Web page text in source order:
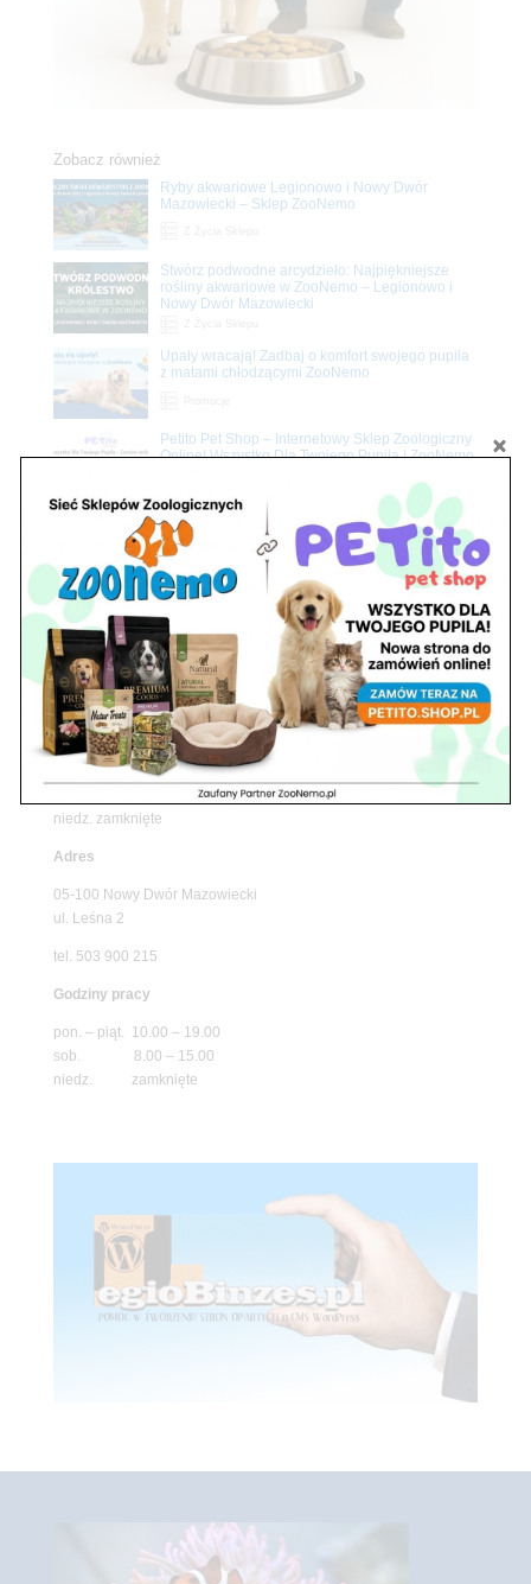
Zobacz również
Ryby akwariowe Legionowo i Nowy Dwór
Mazowiecki – Sklep ZooNemo
Stwórz podwodne arcydzieło: Najpiękniejsze
rośliny akwariowe w ZooNemo – Legionowo i
Nowy Dwór Mazowiecki
Upały wracają! Zadbaj o komfort swojego pupila
z matami chłodzącymi ZooNemo
Petito Pet Shop – Internetowy Sklep Zoologiczny
Online! Wszystko Dla Twojego Pupila | ZooNemo
Znajdź nas
Adres
05-120 Legionowo
ul. Piłsudskiego 31,
pawilon 134
tel./fax. 22 784 71 96
Godziny pracy
pon. – piąt. 10.00 – 19.00
niedz. zamknięte
Adres
05-100 Nowy Dwór Mazowiecki
ul. Leśna 2
tel. 503 900 215
Godziny pracy
pon. – piąt. 10.00 – 19.00
sob. 8.00 – 15.00
niedz. zamknięte